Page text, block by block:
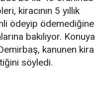
kiracının 5 yıllık
ödeyip ödemediğine
bakılıyor. Konuya
kanunen kira
söyledi.